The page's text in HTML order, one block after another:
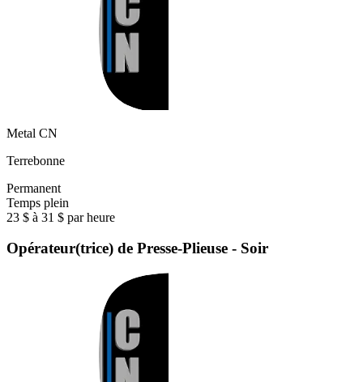
Metal CN
Terrebonne
Permanent
Temps plein
23 $ à 31 $ par heure
Opérateur(trice) de Presse-Plieuse - Soir